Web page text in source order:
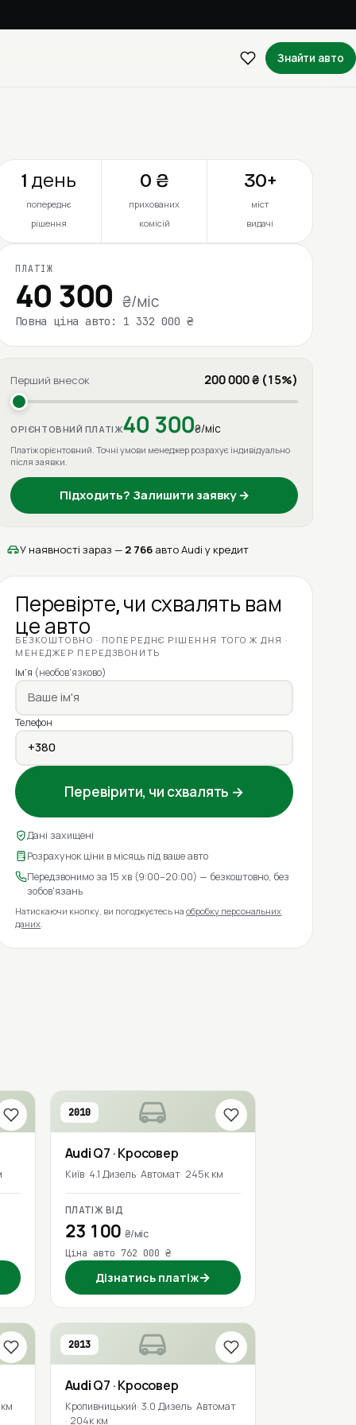
Знайти авто
1 день
попереднє
рішення
0 ₴
прихованих
комісій
30+
міст
видачі
ПЛАТІЖ
40 300 ₴/міс
Повна ціна авто: 1 332 000 ₴
Перший внесок 200 000 ₴ (15%)
ОРІЄНТОВНИЙ ПЛАТІЖ40 300₴/міс
Платіж орієнтовний. Точні умови менеджер розрахує індивідуально
після заявки.
Підходить? Залишити заявку →
У наявності зараз — 2 766 авто Audi у кредит
Перевірте, чи схвалять вам
це авто
БЕЗКОШТОВНО · ПОПЕРЕДНЄ РІШЕННЯ ТОГО Ж ДНЯ ·
МЕНЕДЖЕР ПЕРЕДЗВОНИТЬ
Ім'я (необов'язково)
Телефон
Перевірити, чи схвалять →
Дані захищені
Розрахунок ціни в місяць під ваше авто
Передзвонимо за 15 хв (9:00–20:00) — безкоштовно, без
зобов'язань
Натискаючи кнопку, ви погоджуєтесь наобробку персональних
даних
2010
AudiQ7 · Кросовер
Київ 4.1 Дизель Автомат 245к км
ПЛАТІЖ ВІД
23 100 ₴/міс
Ціна авто 762 000 ₴
Дізнатись платіж→
2013
AudiQ7 · Кросовер
Кропивницький 3.0 Дизель Автомат
204к км